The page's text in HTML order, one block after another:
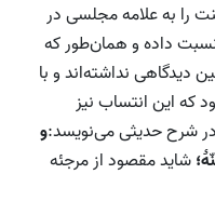
را به علامه مجلسی در
داده و همان‌طور که
دیدگاهی نداشته‌اند و با
که این انتساب نیز
شرح حدیثی می‌نویسد:و
شاید مقصود از مرجئه